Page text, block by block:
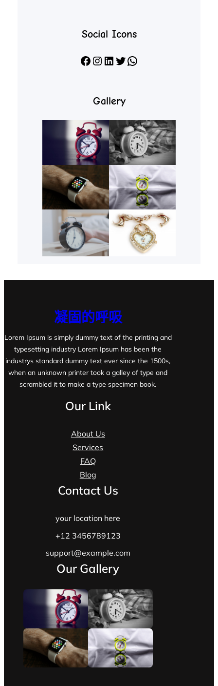
Social Icons
Facebook Instagram LinkedIn X WhatsApp
Gallery
凝固的呼吸
Lorem Ipsum is simply dummy text of the printing and
typesetting industry Lorem Ipsum has been the
industrys standard dummy text ever since the 1500s,
when an unknown printer took a galley of type and
scrambled it to make a type specimen book.
Our Link
About Us
Services
FAQ
Blog
Contact Us
your location here
+12 3456789123
support@example.com
Our Gallery